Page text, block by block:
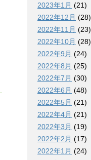
2023年1月 (21)
2022年12月 (28)
2022年11月 (23)
2022年10月 (28)
2022年9月 (24)
2022年8月 (25)
2022年7月 (30)
2022年6月 (48)
2022年5月 (21)
2022年4月 (21)
2022年3月 (19)
2022年2月 (17)
2022年1月 (24)